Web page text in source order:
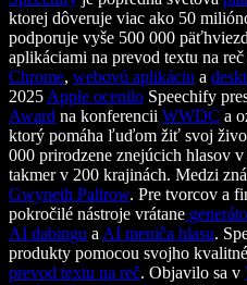
ktorej dôveruje viac ako 50
podporuje vyše 500 000
aplikáciami na prevod textu na reč
Chrome, webovú aplikáciu a
2025 Apple ocenilo Speechify
Award na konferencii WWDC a
ktorý pomáha ľuďom žiť svoj
000 prirodzene znejúcich hlasov
takmer v 200 krajinách. Medzi
Gwyneth Paltrow. Pre tvorcov a
pokročilé nástroje vrátane
AI dabingu a AI meniča hlasu.
produkty pomocou svojho
prevod textu na reč. Objavilo sa v